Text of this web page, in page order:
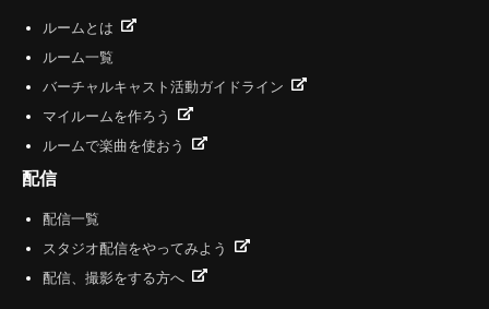
ルームとは
ルーム一覧
バーチャルキャスト活動ガイドライン
マイルームを作ろう
ルームで楽曲を使おう
配信
配信一覧
スタジオ配信をやってみよう
配信、撮影をする方へ